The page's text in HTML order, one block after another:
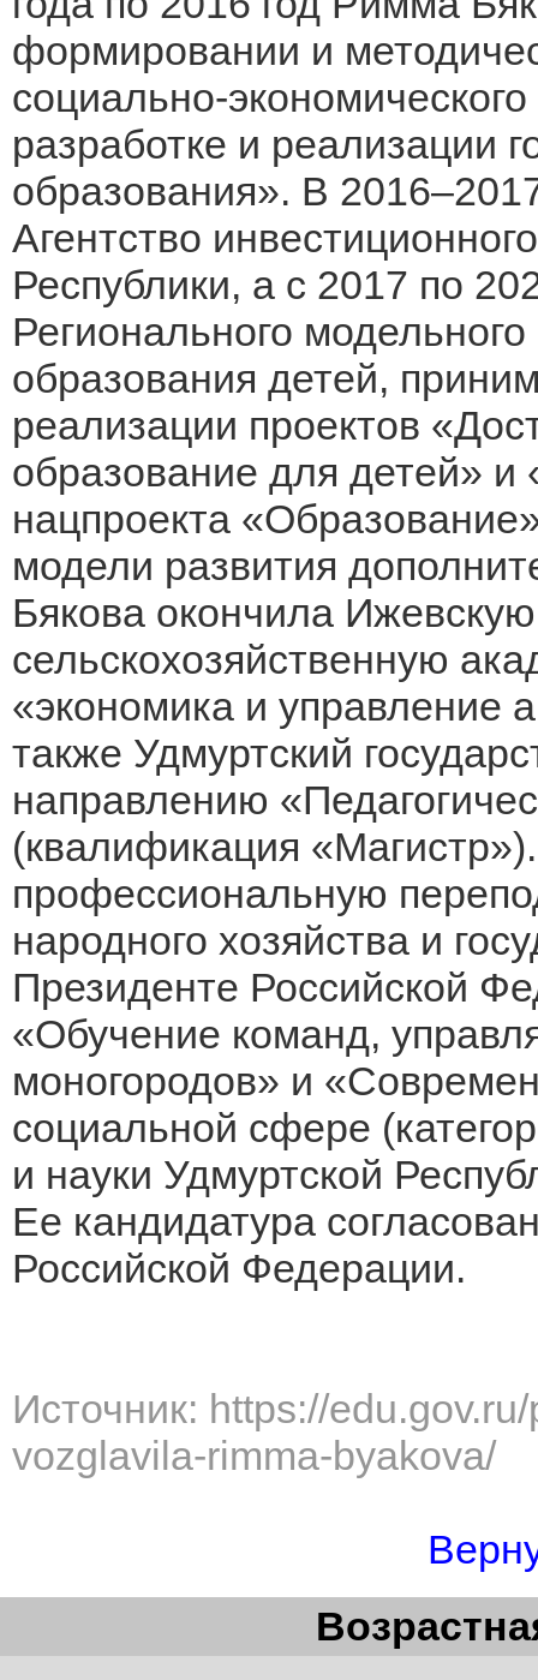
формировании и
социально-
разработке и реализации
образования». В
Агентство
Республики, а с 2017 по
Регионального
образования детей,
реализации проектов
образование для детей» и
нацпроекта
модели развития
Бякова окончила
сельскохозяйственную
«экономика и управление
также Удмуртский
направлению
(квалификация
профессиональную
народного хозяйства и
Президенте Российской
«Обучение команд,
моногородов» и
социальной сфере
и науки Удмуртской
Ее кандидатура
Российской Федерации.
Источник: https://
vozglavila-rimma-byakova/